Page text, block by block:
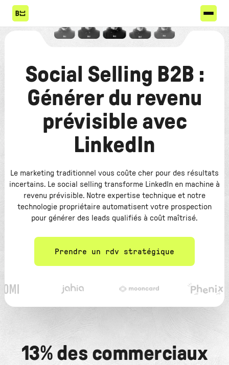
Social Selling B2B :
Générer du revenu
prévisible avec
LinkedIn
Le marketing traditionnel vous coûte cher pour des résultats
incertains. Le social selling transforme LinkedIn en machine à
revenu prévisible. Notre expertise technique et notre
technologie propriétaire automatisent votre prospection
pour générer des leads qualifiés à coût maîtrisé.
Prendre un rdv stratégique
13% des commerciaux